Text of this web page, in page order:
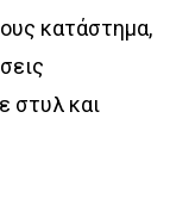
κατάστημα,
στυλ και